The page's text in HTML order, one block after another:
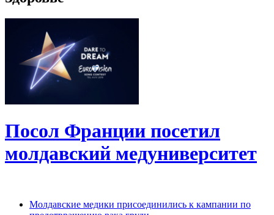
Посол Франции посетил
молдавский медуниверситет
Молдавские медики присоединились к кампании по